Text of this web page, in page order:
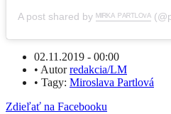
A post shared by ᴹᴵᴿᴷᴬ ᴾᴬᴿᵀᴸᴼᵛᴬ
02.11.2019 - 00:00
• Autorredakcia/LM
• Tagy: Miroslava Partlová
Zdieľať na Facebooku